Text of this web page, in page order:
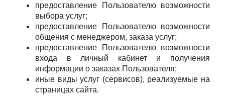
предоставление Пользователю возможности
выбора услуг;
предоставление Пользователю возможности
общения с менеджером, заказа услуг;
предоставление Пользователю возможности
входа в личный кабинет и получения
информации о заказах Пользователя;
иные виды услуг (сервисов), реализуемые на
страницах сайта.